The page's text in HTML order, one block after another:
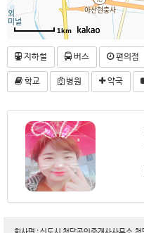
1km
지하철 버스 편의점
학교 병원 약국